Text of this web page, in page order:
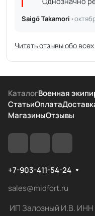
Saigō Takamori ·
Читать отзывы обо
КаталогВоенная
СтатьиОплата
МагазиныОтзывы
+7-903-411-54-24
sales@midfort.ru
ИП Залозный И.В.